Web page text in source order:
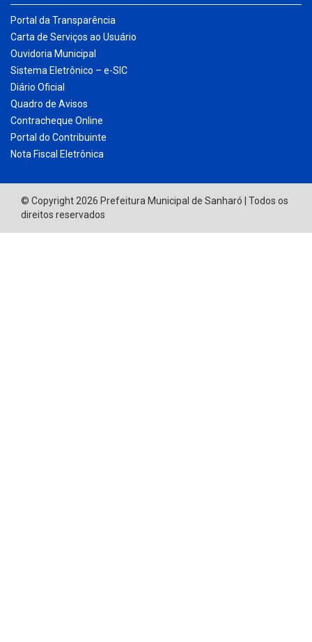
Portal da Transparência
Carta de Serviços ao Usuário
Ouvidoria Municipal
Sistema Eletrônico – e-SIC
Diário Oficial
Quadro de Avisos
Contracheque Online
Portal do Contribuinte
Nota Fiscal Eletrônica
© Copyright 2026 Prefeitura Municipal de Sanharó | Todos os
direitos reservados